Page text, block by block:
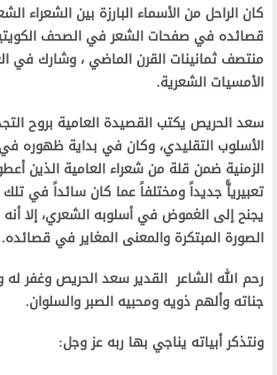
كان الراحل من الأسماء البارزة بين الشعراء
قصائده في صفحات الشعر في الصحف
منتصف ثمانينات القرن الماضي ، وشارك في
الأمسيات الشعرية.
سعد الحريص يكتب القصيدة العامية بروح
الأسلوب التقليدي، وكان في بداية ظهوره
الزمنية ضمن قلة من شعراء العامية الذين
تعبيرياًّ جديداً ومختلفاً عما كان سائداً في تلك
يجنح إلى الغموض في أسلوبه الشعري، إلا
الصورة المبتكرة والمعنى المغاير في قصائده.
رحم الله الشاعر القدير سعد الحريص وغفر
جناته وألهم ذويه ومحبيه الصبر والسلوان.
ونتذكر أبياته يناجي بها ربه عز وجل: